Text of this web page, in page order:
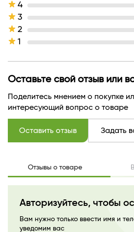
4
3
2
1
Оставьте свой отзыв или
Поделитесь мнением о покупке
интересующий вопрос о товаре
Оставить отзыв Задать
Отзывы о товаре
Авторизуйтесь, чтобы
Вам нужно только ввести имя и
уведомим вас